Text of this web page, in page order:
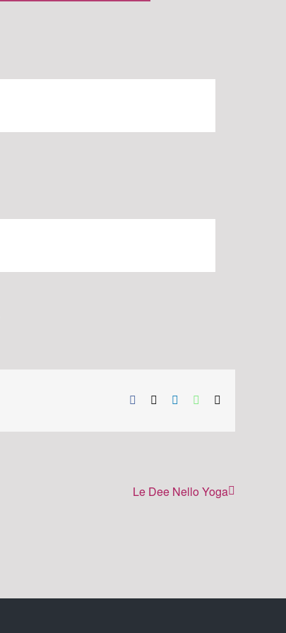
Facebook LinkedInWhatsApp
Le Dee Nello Yoga